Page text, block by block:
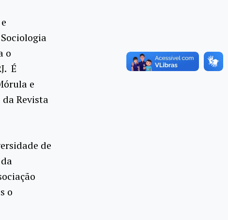
o
É
e
Revista
de
o